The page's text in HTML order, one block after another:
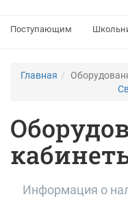
Поступающим
Главная
Информация о